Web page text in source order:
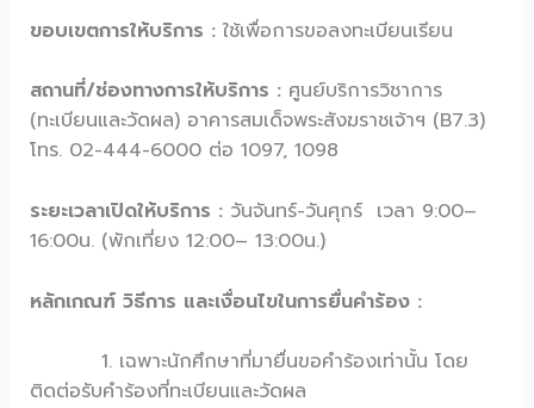
ขอบเขตการให้บริการ : ใช้เพื่อการขอลงทะเบียนเรียน
สถานที่/ช่องทางการให้บริการ : ศูนย์บริการวิชาการ
(ทะเบียนและวัดผล) อาคารสมเด็จพระสังฆราชเจ้าฯ (B7.3)
โทร. 02-444-6000 ต่อ 1097, 1098
ระยะเวลาเปิดให้บริการ :วันจันทร์-วันศุกร์ เวลา 9:00–
16:00น. (พักเที่ยง 12:00– 13:00น.)
หลักเกณฑ์ วิธีการ และเงื่อนไขในการยื่นคำร้อง :
1. เฉพาะนักศึกษาที่มายื่นขอคำร้องเท่านั้น โดย
ติดต่อรับคำร้องที่ทะเบียนและวัดผล